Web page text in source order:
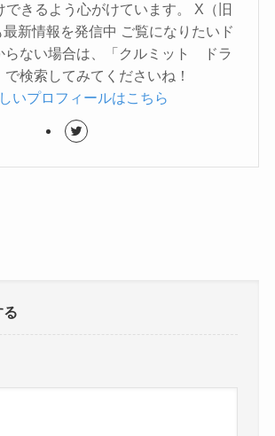
できるよう心がけています。 X（旧
新情報を発信中 ご覧になりたいド
らない場合は、「クルミット ドラ
で検索してみてくださいね！
いプロフィールはこちら
る